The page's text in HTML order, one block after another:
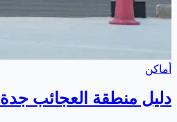
أماكن
دليل منطقة العجائب جدة 2025